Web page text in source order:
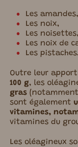
Les amandes,
Les noix,
Les noisettes,
Les noix de
Les pistaches.
Outre leur apport
100 g, les
gras
sont également
vitamines,
vitamines du
Les oléagineux